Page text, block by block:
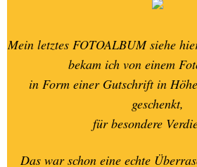
BEGEGNUNGEN
14.-SCHWARZ - WEISS -
Mein letztes FOTOALBUM siehe
bekam ich von einem
in Form einer Gutschrift in
geschenkt,
für besondere
Das war schon eine echte